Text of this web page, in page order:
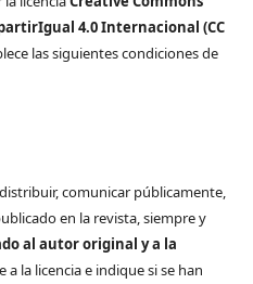
4.0 Internacional (CC
las siguientes condiciones de
comunicar públicamente,
en la revista, siempre y
al autor original y a la
a la licencia e indique si se han